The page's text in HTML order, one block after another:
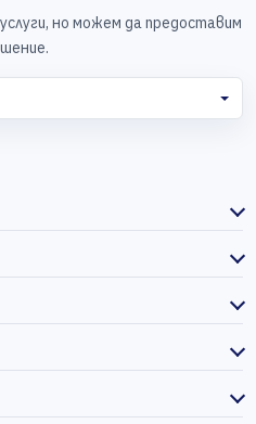
но можем да предоставим